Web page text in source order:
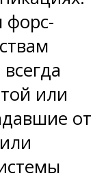
форс-
или
от